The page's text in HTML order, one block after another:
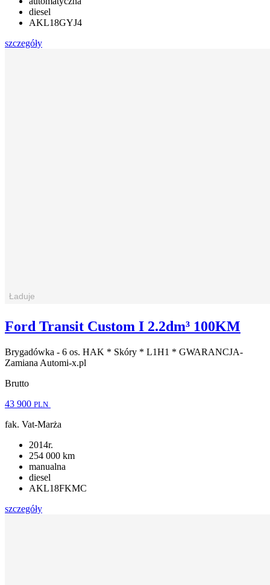
diesel
AKL18GYJ4
szczegóły
Ford Transit Custom I 2.2dm³ 100KM
Brygadówka - 6 os. HAK * Skóry * L1H1 * GWARANCJA-
Zamiana Automi-x.pl
Brutto
43 900 PLN
fak. Vat-Marża
2014r.
254 000 km
manualna
diesel
AKL18FKMC
szczegóły